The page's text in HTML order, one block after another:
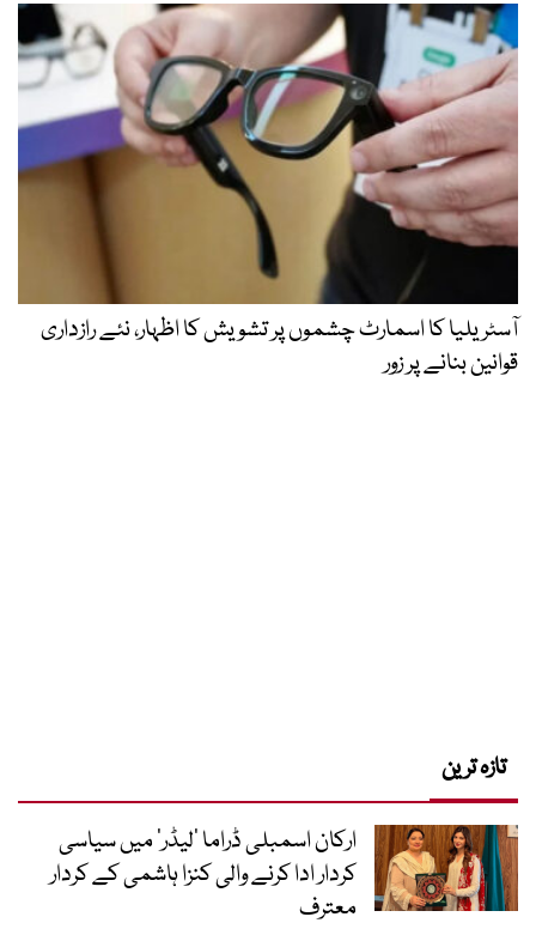
آسٹریلیا کا اسمارٹ چشموں پر تشویش کا اظہار، نئے رازداری
قوانین بنانے پر زور
تازہ ترین
ارکان اسمبلی ڈراما ’لیڈر‘ میں سیاسی
کردار ادا کرنے والی کنزا ہاشمی کے کردار
معترف